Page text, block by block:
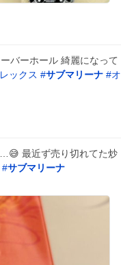
バーホール 綺麗になって
ックス #サブマリーナ #オ
最近ず売り切れてた炒
#サブマリーナ